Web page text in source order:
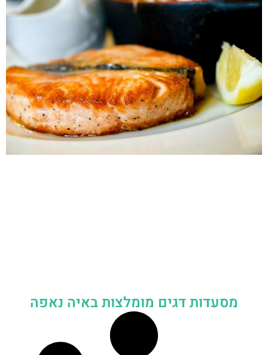
מסעדות דגים מומלצות באיה נאפה